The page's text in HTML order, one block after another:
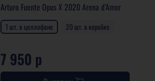
Arturo Fuente Opus X 2020 Arena d’Amor
1 шт. в целлофане 20 шт. в коробке
7 950 р